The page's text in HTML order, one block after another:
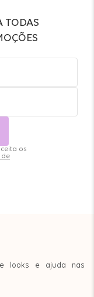
TODAS
os
de
looks e ajuda nas